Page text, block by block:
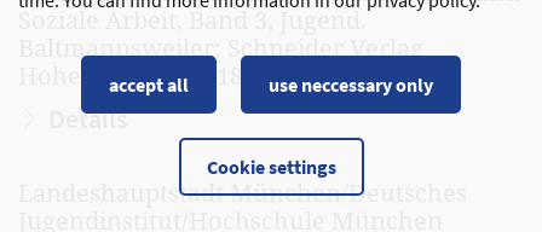
Cookie settings
accept all use neccessary only
Baltmannsweiler: Schneider Verlag
Hohengehren, S. 186-209
Details
Landeshauptstadt München/Deutsches